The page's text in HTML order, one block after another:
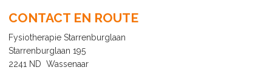
CONTACT EN ROUTE
Fysiotherapie Starrenburglaan
Starrenburglaan 195
2241 ND Wassenaar